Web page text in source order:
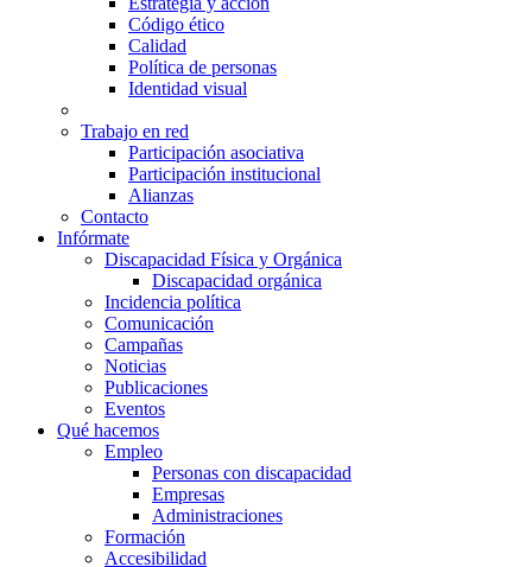
Código ético
Calidad
Política de personas
Identidad visual
Trabajo en red
Participación asociativa
Participación institucional
Alianzas
Contacto
Infórmate
Discapacidad Física y Orgánica
Discapacidad orgánica
Incidencia política
Comunicación
Campañas
Noticias
Publicaciones
Eventos
Qué hacemos
Empleo
Personas con discapacidad
Empresas
Administraciones
Formación
Accesibilidad